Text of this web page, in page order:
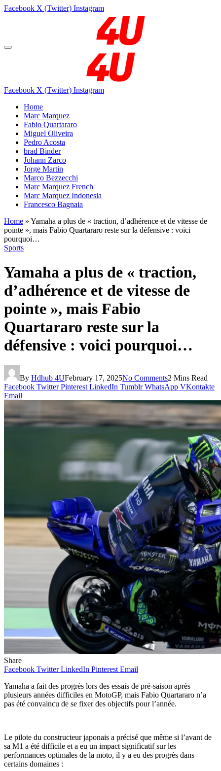
Facebook X (Twitter) Instagram
Facebook X (Twitter) Instagram
Home
Marc Marquez
Fabio Quartararo
Miguel Oliveira
Pedro Acosta
brad Binder
Johann Zarco
Jorge Martin
Marco Bezzecchi
Marc Marquez French
Marc Marquez Indonesia
Francesco Bagnaia
Home » Yamaha a plus de « traction, d’adhérence et de vitesse de
pointe », mais Fabio Quartararo reste sur la défensive : voici
pourquoi…
Sports
Yamaha a plus de « traction,
d’adhérence et de vitesse de
pointe », mais Fabio
Quartararo reste sur la
défensive : voici pourquoi…
By Hdhub 4UFebruary 17, 2025No Comments2 Mins Read
Facebook Twitter Pinterest LinkedIn Tumblr WhatsApp VKontakte
Email
Share
Facebook Twitter LinkedIn Pinterest Email
Yamaha a fait des progrès lors des essais de pré-saison après
plusieurs années difficiles en MotoGP, mais Fabio Quartararo n’a
pas été convaincu de se fixer des objectifs pour l’année.
Le pilote du constructeur japonais a précisé que même si l’avant de
sa M1 a été difficile et a eu un impact significatif sur les
performances optimales de la moto, il y a eu des progrès dans
certains domaines :